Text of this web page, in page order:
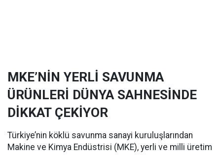
MKE’NİN YERLİ SAVUNMA
ÜRÜNLERİ DÜNYA SAHNESİNDE
DİKKAT ÇEKİYOR
Türkiye’nin köklü savunma sanayi kuruluşlarından
Makine ve Kimya Endüstrisi (MKE), yerli ve milli üretim